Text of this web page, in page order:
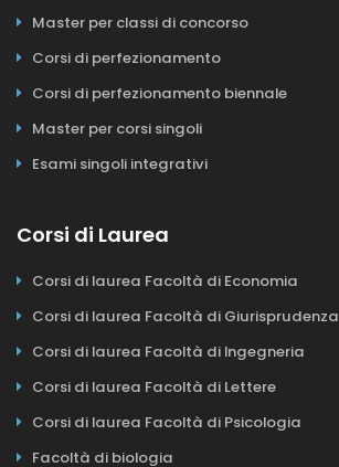
Master per classi di concorso
Corsi di perfezionamento
Corsi di perfezionamento biennale
Master per corsi singoli
Esami singoli integrativi
Corsi di Laurea
Corsi di laurea Facoltà di Economia
Corsi di laurea Facoltà di Giurisprudenza
Corsi di laurea Facoltà di Ingegneria
Corsi di laurea Facoltà di Lettere
Corsi di laurea Facoltà di Psicologia
Facoltà di biologia